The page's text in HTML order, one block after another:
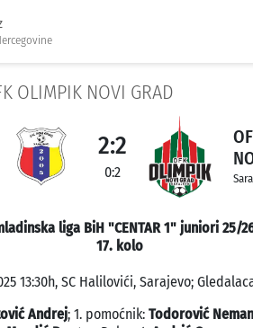
OLIMPIK NOVI GRAD
2:2
0:2
liga BiH "CENTAR 1" juniori 25/
17. kolo
13:30h, SC Halilovići, Sarajevo;
Andrej; 1. pomoćnik: Todorović